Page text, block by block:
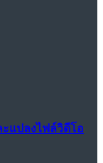
แปลงไฟล์วิดีโอ